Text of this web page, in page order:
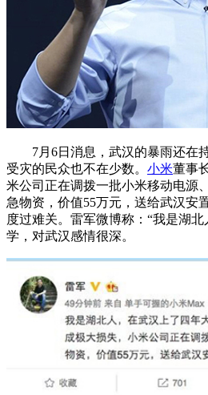
7月6日消息，武汉的暴雨还在持
受灾的民众也不在少数。 小米董事
米公司正在调拨一批小米移动电源
急物资，价值55万元，送给武汉安
度过难关。雷军微博称：“我是湖
学，对武汉感情很深。